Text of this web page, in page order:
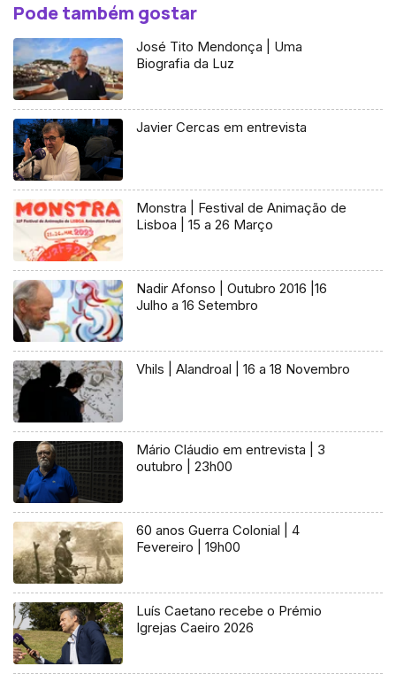
Pode também gostar
José Tito Mendonça | Uma
Biografia da Luz
Javier Cercas em entrevista
Monstra | Festival de Animação de
Lisboa | 15 a 26 Março
Nadir Afonso | Outubro 2016 |16
Julho a 16 Setembro
Vhils | Alandroal | 16 a 18 Novembro
Mário Cláudio em entrevista | 3
outubro | 23h00
60 anos Guerra Colonial | 4
Fevereiro | 19h00
Luís Caetano recebe o Prémio
Igrejas Caeiro 2026